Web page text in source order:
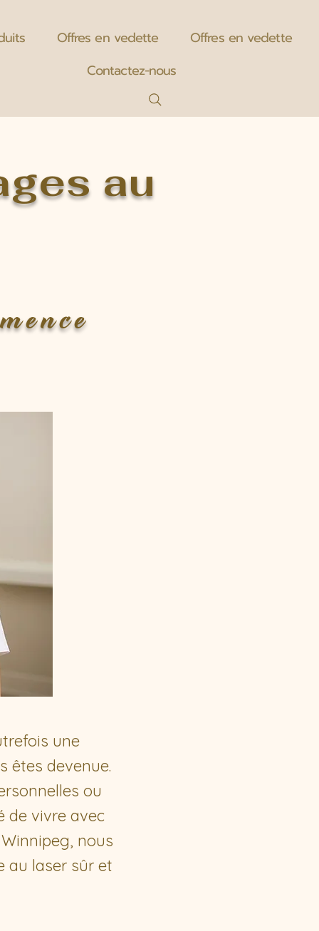
Offres en vedette
Offres en vedette
Contactez-nous
au
une
êtes devenue.
ou
de vivre avec
nous
au laser sûr et